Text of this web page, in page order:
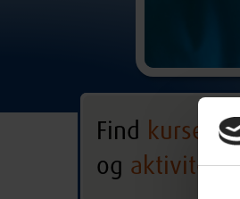
Find kurser
og aktiviteter